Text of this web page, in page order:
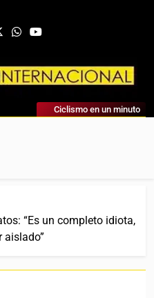
Entrevistas, Análisis,
Ciclista De Referencia.
Ciclismo en un minuto
“Es un completo idiota,
aislado”